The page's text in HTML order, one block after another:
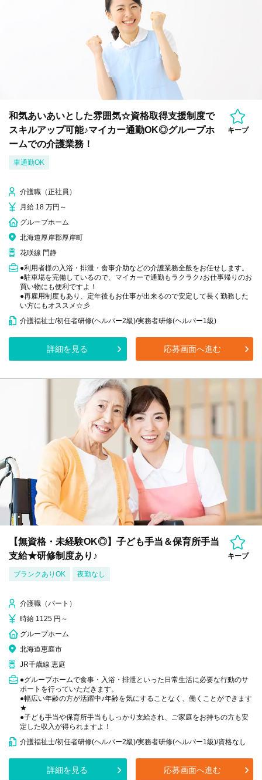
和気あいあいとした雰囲気☆資格取得支援制度で
スキルアップ可能♪マイカー通勤OK◎グループホ
ームでの介護業務！
キープ
車通勤OK
介護職（正社員）
月給 18 万円～
グループホーム
北海道厚岸郡厚岸町
花咲線 門静
●利用者様の入浴・排泄・食事介助などの介護業務全般をお任せします。
●駐車場を完備しているので、マイカーで通勤もラクラク♪お仕事帰りのお
買い物にも便利ですよ！
●再雇用制度もあり、定年後もお仕事が出来るので安定して長く勤務した
い方にもオススメ☆彡
介護福祉士/初任者研修(ヘルパー2級)/実務者研修(ヘルパー1級)
詳細を見る 応募画面へ進む
【無資格・未経験OK◎】子ども手当＆保育所手当
支給★研修制度あり♪
キープ
ブランクありOK 夜勤なし
介護職（パート）
時給 1125 円～
グループホーム
北海道恵庭市
JR千歳線 恵庭
●グループホームで食事・入浴・排泄といった日常生活に必要な行動のサ
ポートを行っていただきます。
●幅広い年齢の方が活躍中♪年齢を気にすることなく、働くことができます
★
●子ども手当や保育所手当もしっかり支給され、ご家庭をお持ちの方も安
定した収入が得られますよ！
介護福祉士/初任者研修(ヘルパー2級)/実務者研修(ヘルパー1級)/資格なし
詳細を見る 応募画面へ進む